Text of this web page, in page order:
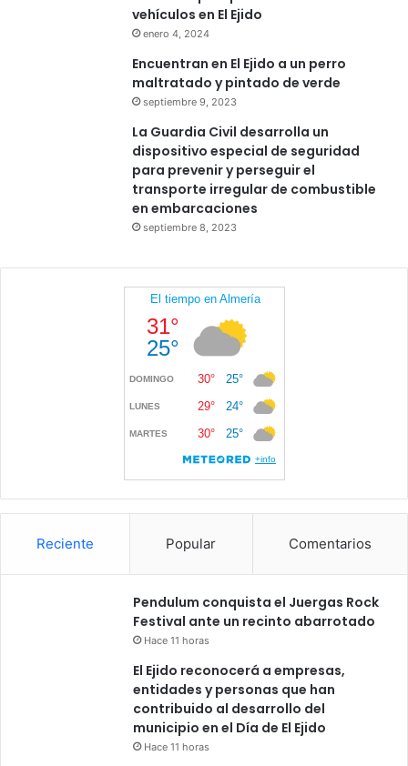
vehículos en El Ejido
enero 4, 2024
Encuentran en El Ejido a un perro
maltratado y pintado de verde
septiembre 9, 2023
La Guardia Civil desarrolla un
dispositivo especial de seguridad
para prevenir y perseguir el
transporte irregular de combustible
en embarcaciones
septiembre 8, 2023
Reciente Popular Comentarios
Pendulum conquista el Juergas Rock
Festival ante un recinto abarrotado
Hace 11 horas
El Ejido reconocerá a empresas,
entidades y personas que han
contribuido al desarrollo del
municipio en el Día de El Ejido
Hace 11 horas